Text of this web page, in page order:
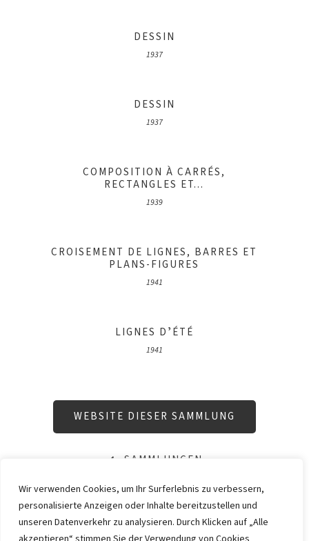
Wir verwenden Cookies, um Ihr Surferlebnis zu verbessern,
personalisierte Anzeigen oder Inhalte bereitzustellen und
unseren Datenverkehr zu analysieren. Durch Klicken auf „Alle
DESSIN
1937
DESSIN
1937
COMPOSITION À CARRÉS,
RECTANGLES ET...
1939
CROISEMENT DE LIGNES, BARRES ET
PLANS-FIGURES
1941
LIGNES DʼÉTÉ
1941
WEBSITE DIESER SAMMLUNG
SAMMLUNGEN
IMPRESSUM
DATENSCHUTZ
KONTAKT
WEBSITE BYKINGMAICO